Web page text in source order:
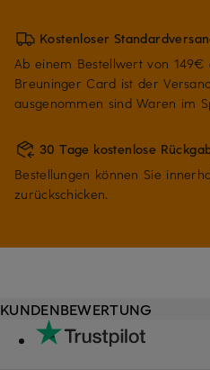
Kostenloser
Ab einem Bestellwert von
Breuninger Card ist der
ausgenommen sind Waren im
30 Tage kostenlose
Bestellungen können Sie
zurückschicken.
KUNDENBEWERTUNG